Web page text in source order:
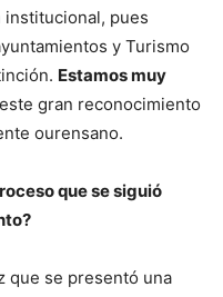
pues
y Turismo
Estamos muy
gran reconocimiento
ourensano.
que se siguió
que se presentó una